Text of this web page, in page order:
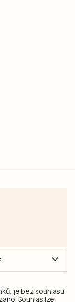
je bez souhlasu
Souhlas lze